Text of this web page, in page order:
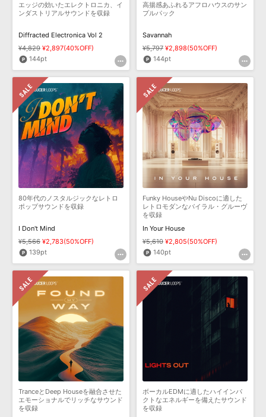
エッジの効いたエレクトロニカ、イ
ンダストリアルサウンドを収録
Diffracted Electronica Vol 2
¥4,829 ¥2,897(40%OFF)
144pt
高揚感あふれるアフロハウスのサン
プルパック
Savannah
¥5,797 ¥2,898(50%OFF)
144pt
80年代のノスタルジックなレトロ
ポップサウンドを収録
I Don't Mind
¥5,566 ¥2,783(50%OFF)
139pt
Funky HouseやNu Discoに適した
レトロモダンなバイラル・グルーヴ
を収録
In Your House
¥5,610 ¥2,805(50%OFF)
140pt
TranceとDeep Houseを融合させた
エモーショナルでリッチなサウンド
を収録
ボーカルEDMに適したハイインパ
クトなエネルギーを備えたサウンド
を収録